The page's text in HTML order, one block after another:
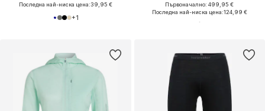
Последна най-ниска цена:39,95 €
+1
Първоначално: 499,95 €
Последна най-ниска цена:124,99 €